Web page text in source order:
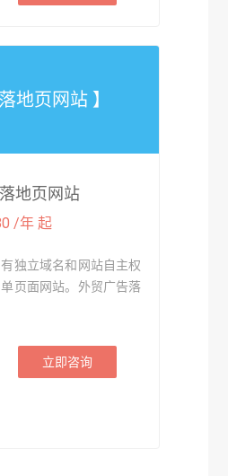
地页网站 】
地页网站
/年 起
独立域名和网站自主权
页面网站。外贸广告落
立即咨询